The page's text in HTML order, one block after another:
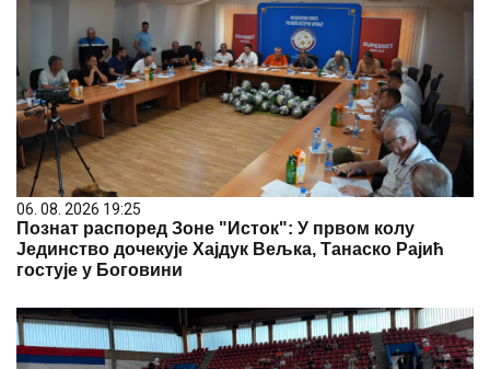
06. 08. 2026 19:25
Познат распоред Зоне "Исток": У првом колу
Јединство дочекује Хајдук Вељка, Танаско Рајић
гостује у Боговини